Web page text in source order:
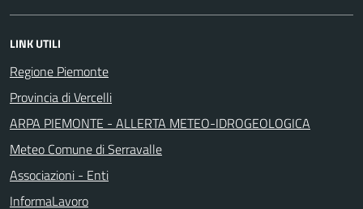
LINK UTILI
Regione Piemonte
Provincia di Vercelli
ARPA PIEMONTE - ALLERTA METEO-IDROGEOLOGICA
Meteo Comune di Serravalle
Associazioni - Enti
InformaLavoro